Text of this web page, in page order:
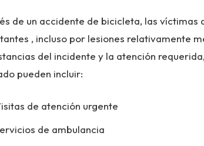
de un accidente de bicicleta, las
, incluso por lesiones relativamente
del incidente y la atención
pueden incluir:
de atención urgente
de ambulancia